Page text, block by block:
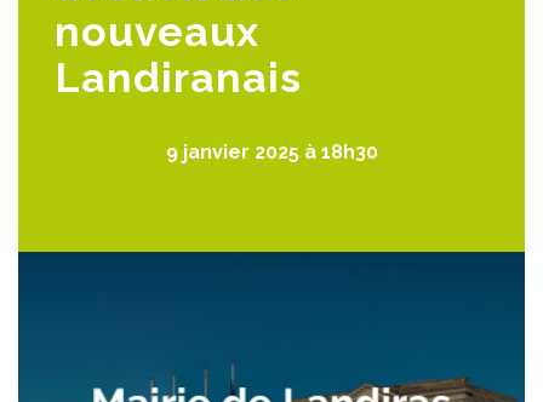
nouveaux
Landiranais
9 janvier 2025 à 18h30